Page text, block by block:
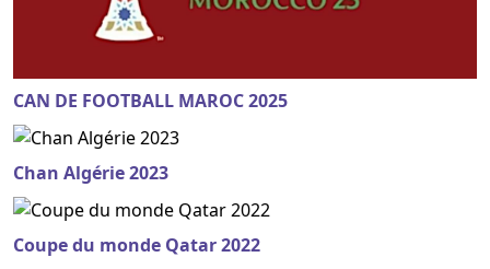
CAN DE FOOTBALL MAROC 2025
Chan Algérie 2023
Coupe du monde Qatar 2022